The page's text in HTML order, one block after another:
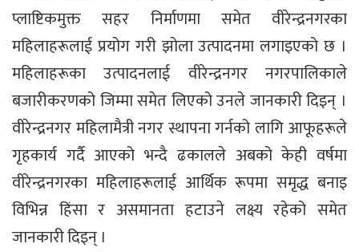
प्लाष्टिकमुक्त सहर निर्माणमा समेत वीरेन्द्रनगरका
महिलाहरूलाई प्रयोग गरी झोला उत्पादनमा लगाइएको छ ।
महिलाहरूका उत्पादनलाई वीरेन्द्रनगर नगरपालिकाले
बजारीकरणको जिम्मा समेत लिएको उनले जानकारी दिइन् ।
वीरेन्द्रनगर महिलामैत्री नगर स्थापना गर्नको लागि आफूहरूले
गृहकार्य गर्दै आएको भन्दै ढकालले अबको केही वर्षमा
वीरेन्द्रनगरका महिलाहरूलाई आर्थिक रूपमा समृद्ध बनाइ
विभिन्न हिंसा र असमानता हटाउने लक्ष्य रहेको समेत
जानकारी दिइन् ।